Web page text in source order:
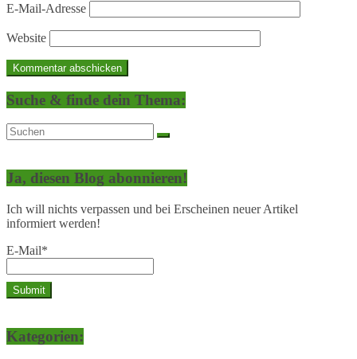
E-Mail-Adresse
Website
Suche & finde dein Thema:
Ja, diesen Blog abonnieren!
Ich will nichts verpassen und bei Erscheinen neuer Artikel
informiert werden!
E-Mail*
Kategorien: